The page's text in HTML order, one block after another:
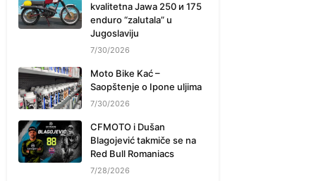
kvalitetna Jawa 250 и 175
enduro “zalutala” u
Jugoslaviju
7/30/2026
Moto Bike Kać –
Saopštenje o Ipone uljima
7/30/2026
CFMOTO i Dušan
Blagojević takmiče se na
Red Bull Romaniacs
7/28/2026